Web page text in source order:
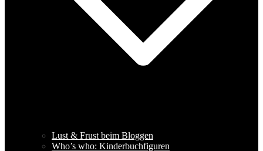
Lust & Frust beim Bloggen
Who’s who: Kinderbuchfiguren